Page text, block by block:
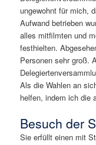
ungewohnt für mich,
Aufwand betrieben
alles mitfilmten und
festhielten.
Personen sehr groß.
Als die Wahlen an
helfen, indem ich die
Besuch der
Sie erfüllt einen mit